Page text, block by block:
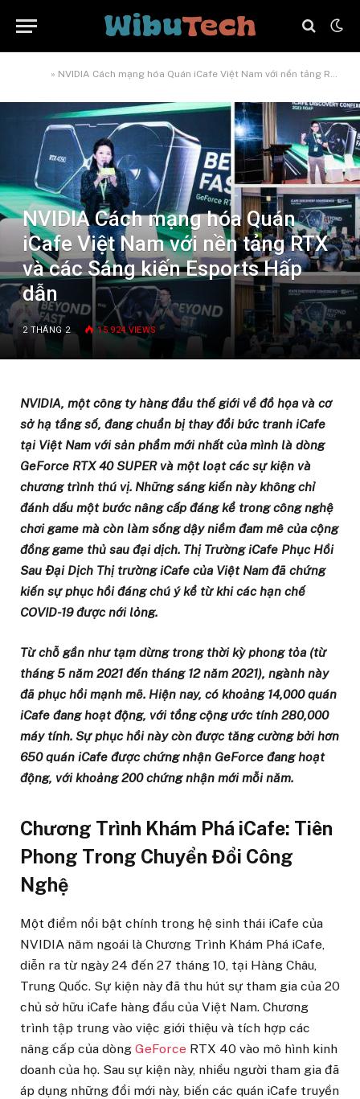
» NVIDIA Cách mạng hóa Quán iCafe Việt Nam với nền tảng RTX và các Sáng kiến Esports Hấp dẫn
NVIDIA Cách mạng hóa Quán
iCafe Việt Nam với nền tảng RTX
và các Sáng kiến Esports Hấp
dẫn
2 THÁNG 2 15.924 VIEWS
NVIDIA, một công ty hàng đầu thế giới về đồ họa và cơ
sở hạ tầng số, đang chuẩn bị thay đổi bức tranh iCafe
tại Việt Nam với sản phẩm mới nhất của mình là dòng
GeForce RTX 40 SUPER và một loạt các sự kiện và
chương trình thú vị. Những sáng kiến này không chỉ
đánh dấu một bước nâng cấp đáng kể trong công nghệ
chơi game mà còn làm sống dậy niềm đam mê của cộng
đồng game thủ sau đại dịch. Thị Trường iCafe Phục Hồi
Sau Đại Dịch Thị trường iCafe của Việt Nam đã chứng
kiến sự phục hồi đáng chú ý kể từ khi các hạn chế
COVID-19 được nới lỏng.
Từ chỗ gần như tạm dừng trong thời kỳ phong tỏa (từ
tháng 5 năm 2021 đến tháng 12 năm 2021), ngành này
đã phục hồi mạnh mẽ. Hiện nay, có khoảng 14,000 quán
iCafe đang hoạt động, với tổng cộng ước tính 280,000
máy tính. Sự phục hồi này còn được tăng cường bởi hơn
650 quán iCafe được chứng nhận GeForce đang hoạt
động, với khoảng 200 chứng nhận mới mỗi năm.
Chương Trình Khám Phá iCafe: Tiên
Phong Trong Chuyển Đổi Công
Nghệ
Một điểm nổi bật chính trong hệ sinh thái iCafe của
NVIDIA năm ngoái là Chương Trình Khám Phá iCafe,
diễn ra từ ngày 24 đến 27 tháng 10, tại Hàng Châu,
Trung Quốc. Sự kiện này đã thu hút sự tham gia của 20
chủ sở hữu iCafe hàng đầu của Việt Nam. Chương
trình tập trung vào việc giới thiệu và tích hợp các
nâng cấp của dòng GeForce RTX 40 vào mô hình kinh
doanh của họ. Sau sự kiện này, nhiều người tham gia đã
áp dụng những đổi mới này, biến các quán iCafe truyền